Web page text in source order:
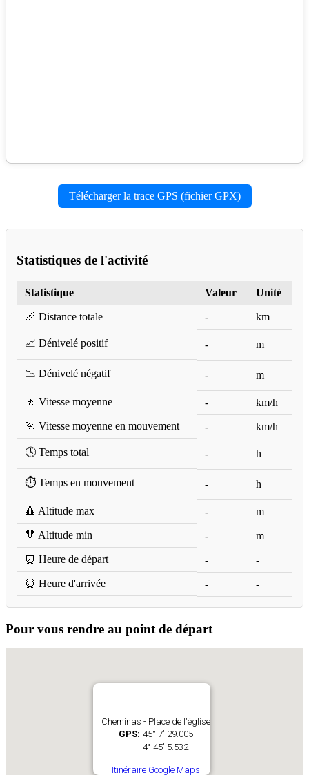
Télécharger la trace GPS (fichier GPX)
Statistiques de l'activité
Statistique Valeur Unité
📏 Distance totale - km
📈 Dénivelé positif - m
📉 Dénivelé négatif - m
🚶 Vitesse moyenne -
km/h
🏃 Vitesse moyenne en mouvement
- km/h
🕓 Temps total - h
⏱️ Temps en mouvement - h
🔺 Altitude max -
m
🔻 Altitude min
-
m
⏰ Heure de départ
-
-
⏰ Heure d'arrivée
- -
Pour vous rendre au point de départ
Cheminas - Place de l'église
GPS: 45° 7' 29.005
4° 45' 5.532
Itinéraire Google Maps